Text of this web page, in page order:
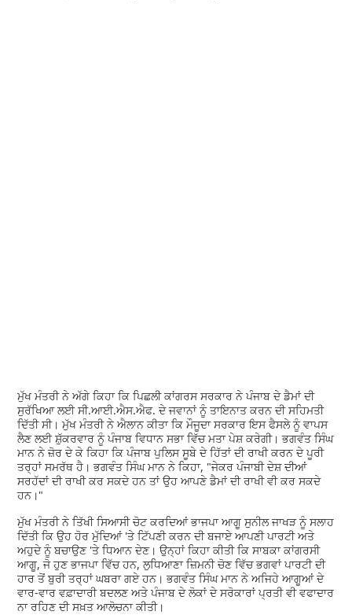
ਮੁੱਖ ਮੰਤਰੀ ਨੇ ਅੱਗੇ ਕਿਹਾ ਕਿ ਪਿਛਲੀ ਕਾਂਗਰਸ ਸਰਕਾਰ ਨੇ ਪੰਜਾਬ ਦੇ ਡੈਮਾਂ ਦੀ
ਸੁਰੱਖਿਆ ਲਈ ਸੀ.ਆਈ.ਐਸ.ਐਫ. ਦੇ ਜਵਾਨਾਂ ਨੂੰ ਤਾਇਨਾਤ ਕਰਨ ਦੀ ਸਹਿਮਤੀ
ਦਿੱਤੀ ਸੀ। ਮੁੱਖ ਮੰਤਰੀ ਨੇ ਐਲਾਨ ਕੀਤਾ ਕਿ ਮੌਜੂਦਾ ਸਰਕਾਰ ਇਸ ਫੈਸਲੇ ਨੂੰ ਵਾਪਸ
ਲੈਣ ਲਈ ਸ਼ੁੱਕਰਵਾਰ ਨੂੰ ਪੰਜਾਬ ਵਿਧਾਨ ਸਭਾ ਵਿੱਚ ਮਤਾ ਪੇਸ਼ ਕਰੇਗੀ। ਭਗਵੰਤ ਸਿੰਘ
ਮਾਨ ਨੇ ਜ਼ੋਰ ਦੇ ਕੇ ਕਿਹਾ ਕਿ ਪੰਜਾਬ ਪੁਲਿਸ ਸੂਬੇ ਦੇ ਹਿੱਤਾਂ ਦੀ ਰਾਖੀ ਕਰਨ ਦੇ ਪੂਰੀ
ਤਰ੍ਹਾਂ ਸਮਰੱਥ ਹੈ। ਭਗਵੰਤ ਸਿੰਘ ਮਾਨ ਨੇ ਕਿਹਾ, "ਜੇਕਰ ਪੰਜਾਬੀ ਦੇਸ਼ ਦੀਆਂ
ਸਰਹੱਦਾਂ ਦੀ ਰਾਖੀ ਕਰ ਸਕਦੇ ਹਨ ਤਾਂ ਉਹ ਆਪਣੇ ਡੈਮਾਂ ਦੀ ਰਾਖੀ ਵੀ ਕਰ ਸਕਦੇ
ਹਨ।"
ਮੁੱਖ ਮੰਤਰੀ ਨੇ ਤਿੱਖੀ ਸਿਆਸੀ ਚੋਟ ਕਰਦਿਆਂ ਭਾਜਪਾ ਆਗੂ ਸੁਨੀਲ ਜਾਖੜ ਨੂੰ ਸਲਾਹ
ਦਿੱਤੀ ਕਿ ਉਹ ਹੋਰ ਮੁੱਦਿਆਂ 'ਤੇ ਟਿੱਪਣੀ ਕਰਨ ਦੀ ਬਜਾਏ ਆਪਣੀ ਪਾਰਟੀ ਅਤੇ
ਅਹੁਦੇ ਨੂੰ ਬਚਾਉਣ 'ਤੇ ਧਿਆਨ ਦੇਣ। ਉਨ੍ਹਾਂ ਕਿਹਾ ਕੀਤੀ ਕਿ ਸਾਬਕਾ ਕਾਂਗਰਸੀ
ਆਗੂ, ਜੋ ਹੁਣ ਭਾਜਪਾ ਵਿੱਚ ਹਨ, ਲੁਧਿਆਣਾ ਜ਼ਿਮਨੀ ਚੋਣ ਵਿੱਚ ਭਗਵਾਂ ਪਾਰਟੀ ਦੀ
ਹਾਰ ਤੋਂ ਬੁਰੀ ਤਰ੍ਹਾਂ ਘਬਰਾ ਗਏ ਹਨ। ਭਗਵੰਤ ਸਿੰਘ ਮਾਨ ਨੇ ਅਜਿਹੇ ਆਗੂਆਂ ਦੇ
ਵਾਰ-ਵਾਰ ਵਫ਼ਾਦਾਰੀ ਬਦਲਣ ਅਤੇ ਪੰਜਾਬ ਦੇ ਲੋਕਾਂ ਦੇ ਸਰੋਕਾਰਾਂ ਪ੍ਰਤੀ ਵੀ ਵਫਾਦਾਰ
ਨਾ ਰਹਿਣ ਦੀ ਸਖ਼ਤ ਆਲੋਚਨਾ ਕੀਤੀ।